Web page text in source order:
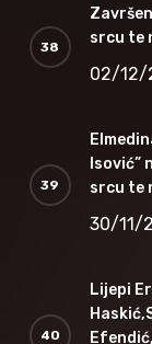
srcu te
02/12/
Isović”
srcu te
30/11/
Lijepi